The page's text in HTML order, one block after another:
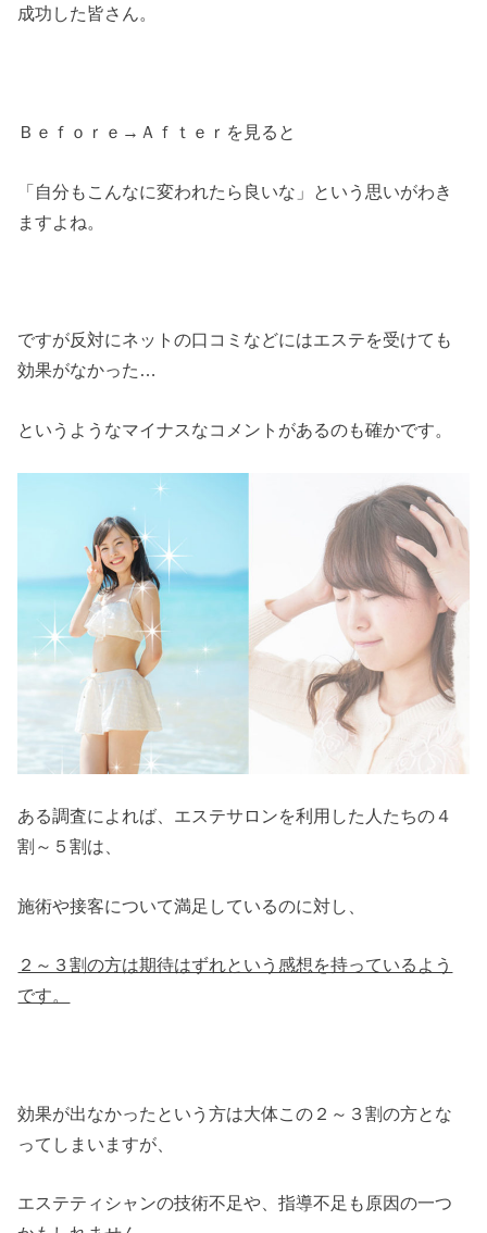
成功した皆さん。
Ｂｅｆｏｒｅ→Ａｆｔｅｒを見ると
「自分もこんなに変われたら良いな」という思いがわき
ますよね。
ですが反対にネットの口コミなどにはエステを受けても
効果がなかった…
というようなマイナスなコメントがあるのも確かです。
ある調査によれば、エステサロンを利用した人たちの４
割～５割は、
施術や接客について満足しているのに対し、
２～３割の方は期待はずれという感想を持っているよう
です。
効果が出なかったという方は大体この２～３割の方とな
ってしまいますが、
エステティシャンの技術不足や、指導不足も原因の一つ